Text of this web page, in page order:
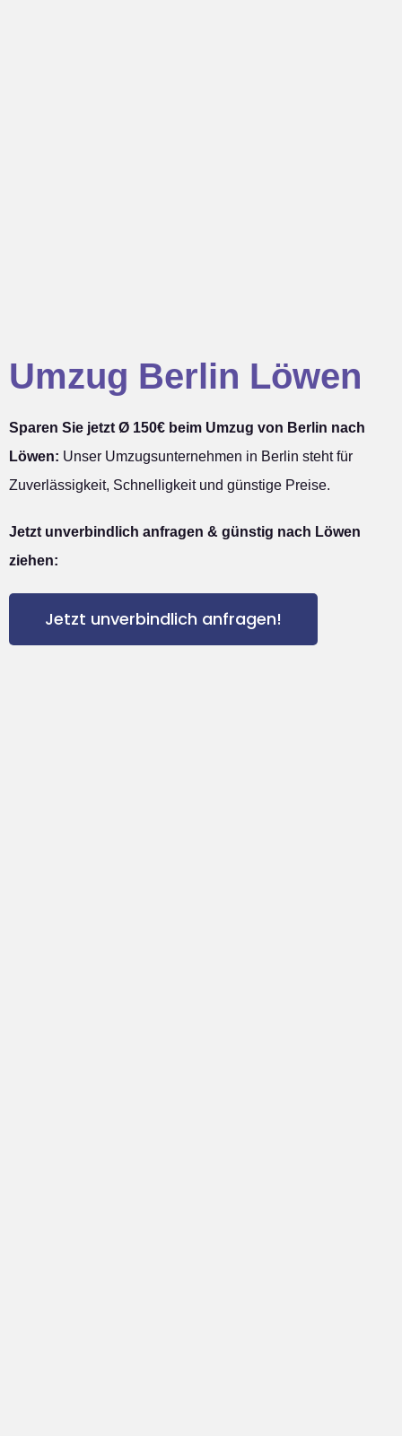
Umzug Berlin Löwen
Sparen Sie jetzt Ø 150€ beim Umzug von Berlin nach
Löwen: Unser Umzugsunternehmen in Berlin steht für
Zuverlässigkeit, Schnelligkeit und günstige Preise.
Jetzt unverbindlich anfragen & günstig nach Löwen
ziehen:
Jetzt unverbindlich anfragen!